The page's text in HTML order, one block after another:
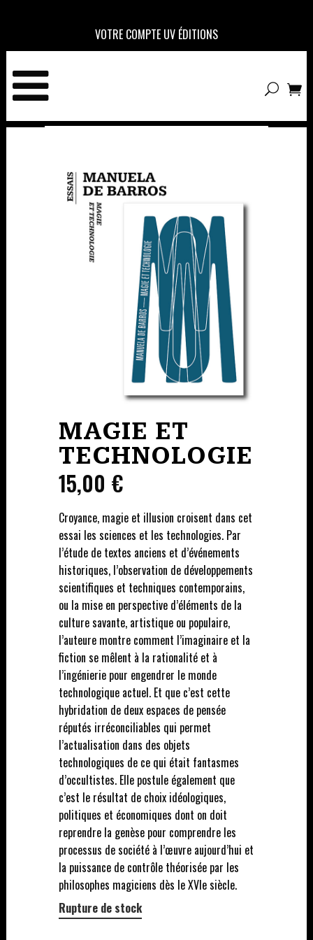
VOTRE COMPTE UV ÉDITIONS
MAGIE ET
TECHNOLOGIE
15,00 €
Croyance, magie et illusion croisent dans cet
essai les sciences et les technologies. Par
l’étude de textes anciens et d’événements
historiques, l’observation de développements
scientifiques et techniques contemporains,
ou la mise en perspective d’éléments de la
culture savante, artistique ou populaire,
l’auteure montre comment l’imaginaire et la
fiction se mêlent à la rationalité et à
l’ingénierie pour engendrer le monde
technologique actuel. Et que c’est cette
hybridation de deux espaces de pensée
réputés irréconciliables qui permet
l’actualisation dans des objets
technologiques de ce qui était fantasmes
d’occultistes. Elle postule également que
c’est le résultat de choix idéologiques,
politiques et économiques dont on doit
reprendre la genèse pour comprendre les
processus de société à l’œuvre aujourd’hui et
la puissance de contrôle théorisée par les
philosophes magiciens dès le XVIe siècle.
Rupture de stock